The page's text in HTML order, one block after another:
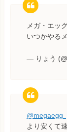
メガ・エッ
いつかやる
— りょう
より安くて